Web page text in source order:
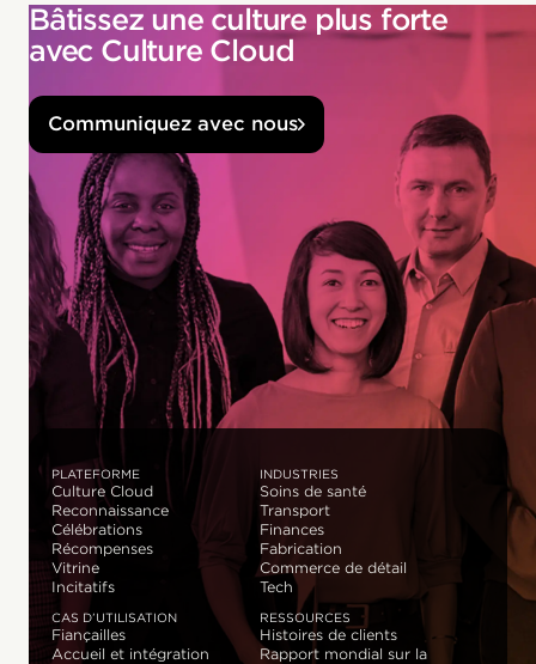
Bâtissez une culture plus forte
avec Culture Cloud
Communiquez avec nous
PLATEFORME
Culture Cloud
Reconnaissance
Célébrations
Récompenses
Vitrine
Incitatifs
INDUSTRIES
Soins de santé
Transport
Finances
Fabrication
Commerce de détail
Tech
CAS D’UTILISATION
Fiançailles
Accueil et intégration
RESSOURCES
Histoires de clients
Rapport mondial sur la